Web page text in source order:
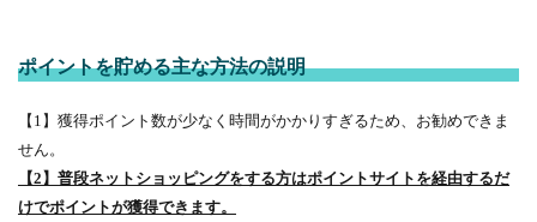
ポイントを貯める主な方法の説明
【1】獲得ポイント数が少なく時間がかかりすぎるため、お勧めできま
せん。
【2】普段ネットショッピングをする方はポイントサイトを経由するだ
けでポイントが獲得できます。